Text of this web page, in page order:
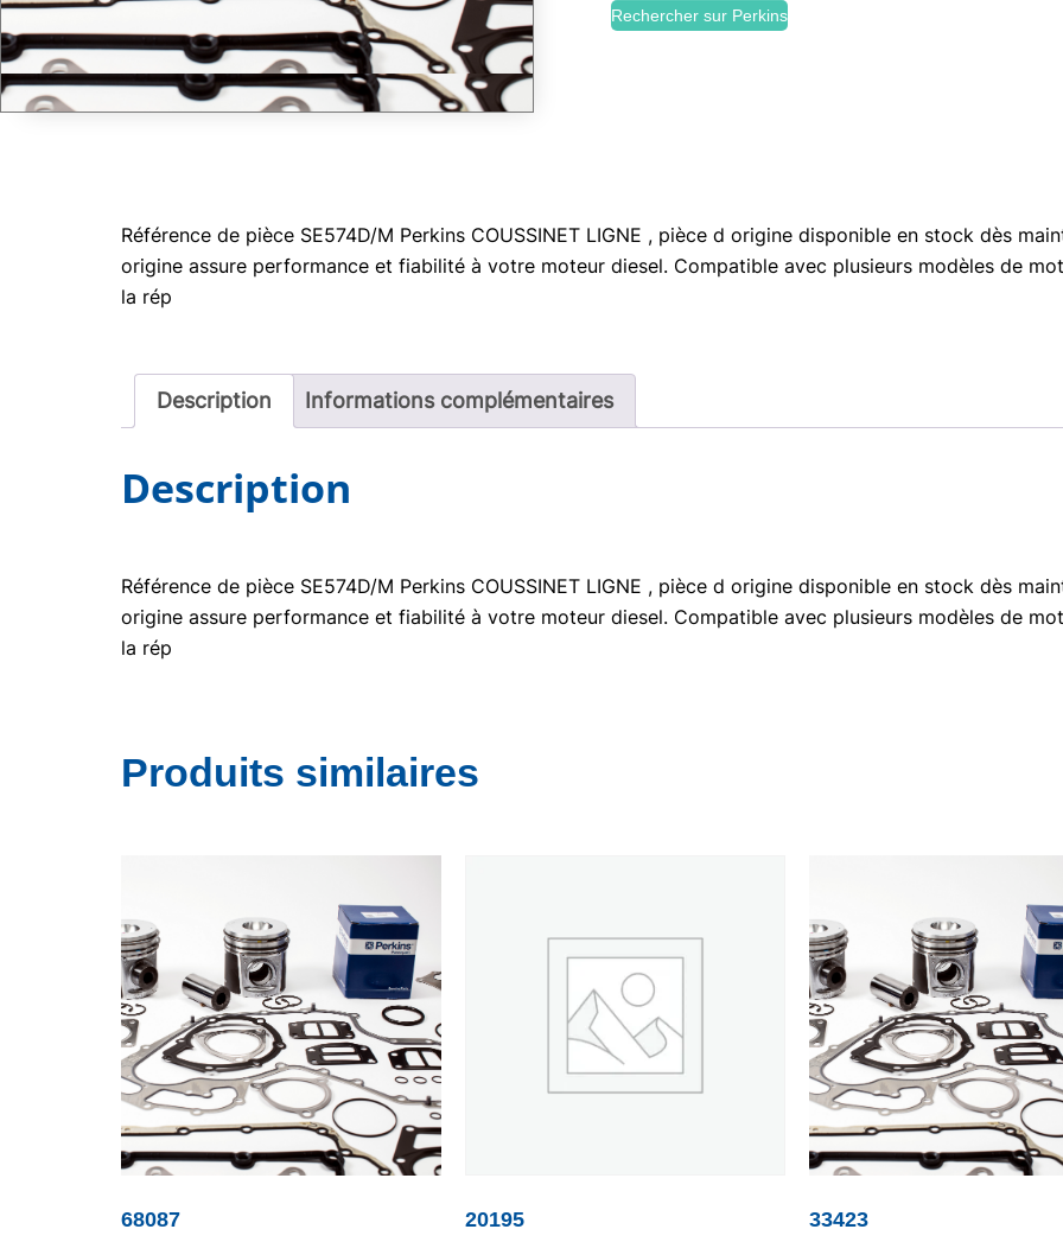
Rechercher sur Perkins
Référence de pièce SE574D/M Perkins COUSSINET LIGNE , pièce d origine disponible en stock dès
origine assure performance et fiabilité à votre moteur diesel. Compatible avec plusieurs modèles de
la rép
Description Informations complémentaires
Description
Référence de pièce SE574D/M Perkins COUSSINET LIGNE , pièce d origine disponible en stock dès
origine assure performance et fiabilité à votre moteur diesel. Compatible avec plusieurs modèles de
la rép
Produits similaires
68087 20195 33423